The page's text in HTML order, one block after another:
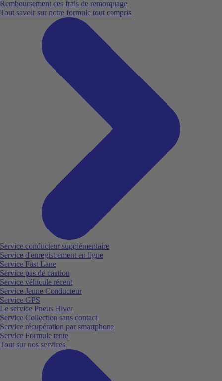
Remboursement des frais de remorquage
Tout savoir sur notre formule tout compris
Service conducteur supplémentaire
Service d'enregistrement en ligne
Service Fast Lane
Service pas de caution
Service véhicule récent
Service Jeune Conducteur
Service GPS
Le service Pneus Hiver
Service Collection sans contact
Service récupération par smartphone
Service Formule tente
Tout sur nos services